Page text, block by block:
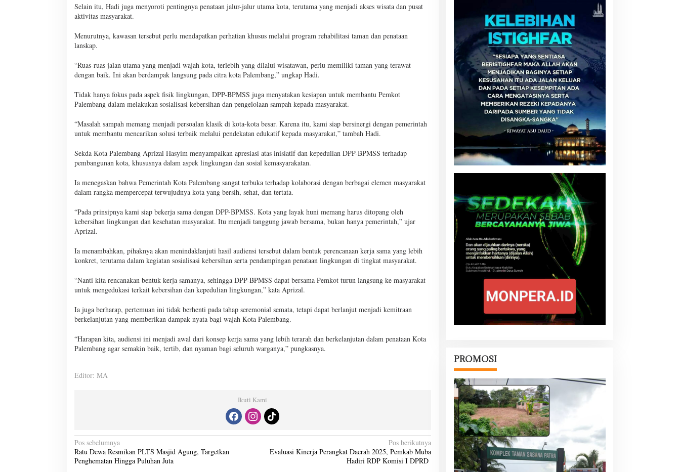
Selain itu, Hadi juga menyoroti pentingnya penataan jalur-jalur utama kota, terutama yang menjadi akses wisata dan pusat
aktivitas masyarakat.
Menurutnya, kawasan tersebut perlu mendapatkan perhatian khusus melalui program rehabilitasi taman dan penataan
lanskap.
“Ruas-ruas jalan utama yang menjadi wajah kota, terlebih yang dilalui wisatawan, perlu memiliki taman yang terawat
dengan baik. Ini akan berdampak langsung pada citra kota Palembang,” ungkap Hadi.
Tidak hanya fokus pada aspek fisik lingkungan, DPP-BPMSS juga menyatakan kesiapan untuk membantu Pemkot
Palembang dalam melakukan sosialisasi kebersihan dan pengelolaan sampah kepada masyarakat.
“Masalah sampah memang menjadi persoalan klasik di kota-kota besar. Karena itu, kami siap bersinergi dengan pemerintah
untuk membantu mencarikan solusi terbaik melalui pendekatan edukatif kepada masyarakat,” tambah Hadi.
Sekda Kota Palembang Aprizal Hasyim menyampaikan apresiasi atas inisiatif dan kepedulian DPP-BPMSS terhadap
pembangunan kota, khususnya dalam aspek lingkungan dan sosial kemasyarakatan.
Ia menegaskan bahwa Pemerintah Kota Palembang sangat terbuka terhadap kolaborasi dengan berbagai elemen masyarakat
dalam rangka mempercepat terwujudnya kota yang bersih, sehat, dan tertata.
“Pada prinsipnya kami siap bekerja sama dengan DPP-BPMSS. Kota yang layak huni memang harus ditopang oleh
kebersihan lingkungan dan kesehatan masyarakat. Itu menjadi tanggung jawab bersama, bukan hanya pemerintah,” ujar
Aprizal.
Ia menambahkan, pihaknya akan menindaklanjuti hasil audiensi tersebut dalam bentuk perencanaan kerja sama yang lebih
konkret, terutama dalam kegiatan sosialisasi kebersihan serta pendampingan penataan lingkungan di tingkat masyarakat.
“Nanti kita rencanakan bentuk kerja samanya, sehingga DPP-BPMSS dapat bersama Pemkot turun langsung ke masyarakat
untuk mengedukasi terkait kebersihan dan kepedulian lingkungan,” kata Aprizal.
Ia juga berharap, pertemuan ini tidak berhenti pada tahap seremonial semata, tetapi dapat berlanjut menjadi kemitraan
berkelanjutan yang memberikan dampak nyata bagi wajah Kota Palembang.
“Harapan kita, audiensi ini menjadi awal dari konsep kerja sama yang lebih terarah dan berkelanjutan dalam penataan Kota
Palembang agar semakin baik, tertib, dan nyaman bagi seluruh warganya,” pungkasnya.
Editor: MA
Ikuti Kami
N
a
Pos sebelumnya
Ratu Dewa Resmikan PLTS Masjid Agung, Targetkan
Penghematan Hingga Puluhan Juta
Pos berikutnya
Evaluasi Kinerja Perangkat Daerah 2025, Pemkab Muba
Hadiri RDP Komisi I DPRD
PROMOSI